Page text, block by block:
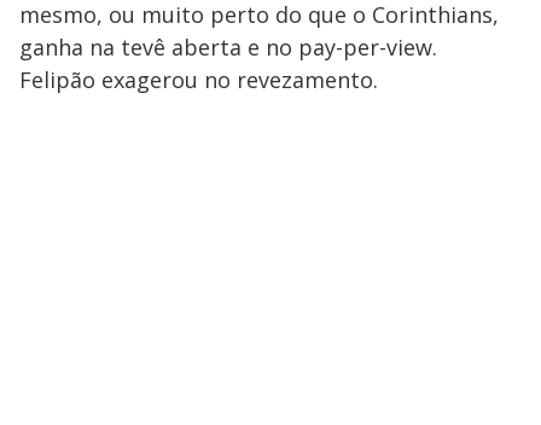
mesmo, ou muito perto do que o Corinthians,
ganha na tevê aberta e no pay-per-view.
Felipão exagerou no revezamento.